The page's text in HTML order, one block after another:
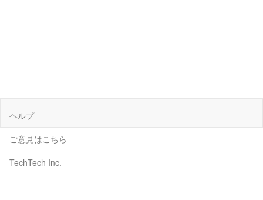
ヘルプ
ご意見はこちら
TechTech Inc.